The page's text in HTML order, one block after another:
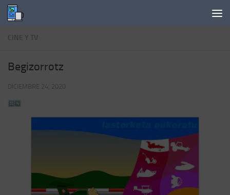
Saltar al contenido
CINE Y TV
Begizorrotz
DICIEMBRE 24, 2020